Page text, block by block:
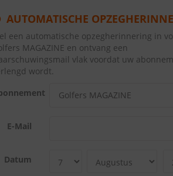
AUTOMATISCHE
een automatische opzegherinnering in
MAGAZINE en ontvang een
vlak voordat uw
wordt.
E-Mail
Datum